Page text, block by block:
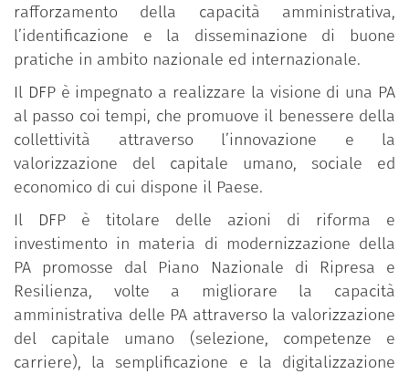
rafforzamento della capacità amministrativa,
l’identificazione e la disseminazione di buone
pratiche in ambito nazionale ed internazionale.
Il DFP è impegnato a realizzare la visione di una PA
al passo coi tempi, che promuove il benessere della
collettività attraverso l’innovazione e la
valorizzazione del capitale umano, sociale ed
economico di cui dispone il Paese.
Il DFP è titolare delle azioni di riforma e
investimento in materia di modernizzazione della
PA promosse dal Piano Nazionale di Ripresa e
Resilienza, volte a migliorare la capacità
amministrativa delle PA attraverso la valorizzazione
del capitale umano (selezione, competenze e
carriere), la semplificazione e la digitalizzazione